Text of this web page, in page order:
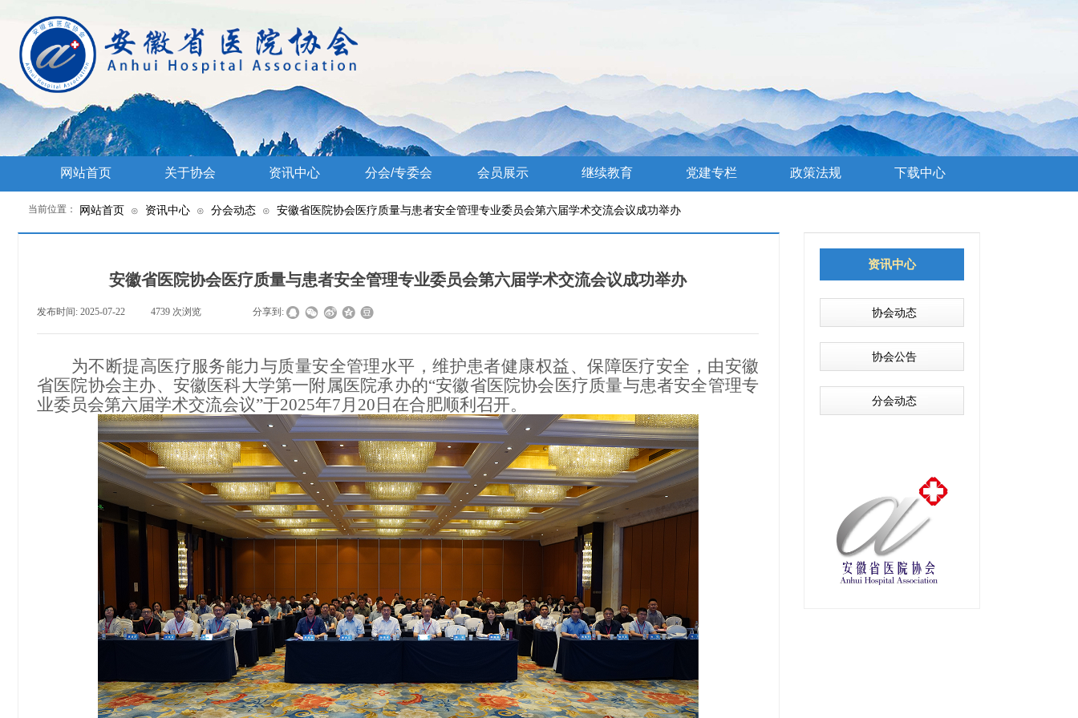
网站首页 关于协会 资讯中心 分会/专委会 会员展示 继续教育 党建专栏 政策法规 下载中心
网站首页 ⊙ 资讯中心 ⊙ 分会动态 ⊙ 安徽省医院协会医疗质量与患者安全管理专业委员会第六届学术交流会议成功举办
当前位置：
安徽省医院协会医疗质量与患者安全管理专业委员会第六届学术交流会议成功举办
发布时间: 2025-07-22 4739 次浏览 分享到:
为不断提高医疗服务能力与质量安全管理水平，维护患者健康权益、保障医疗安全，由安徽
省医院协会主办、安徽医科大学第一附属医院承办的“安徽省医院协会医疗质量与患者安全管理专
业委员会第六届学术交流会议”于2025年7月20日在合肥顺利召开。
资讯中心
协会动态
协会公告
分会动态